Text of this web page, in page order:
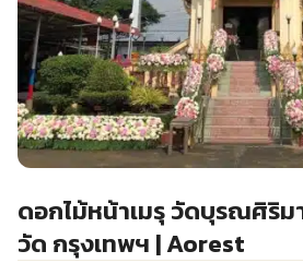
ดอกไม้หน้าเมรุ วัดบุรณศิริ
วัด กรุงเทพฯ | Aorest